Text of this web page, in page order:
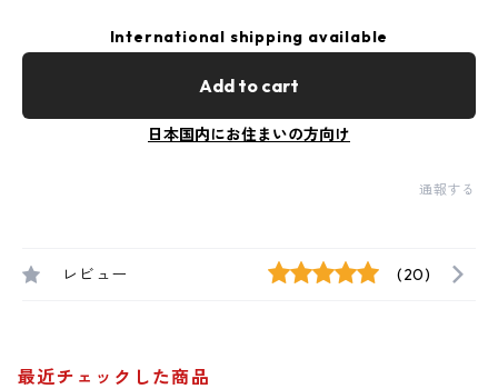
International shipping available
Add to cart
日本国内にお住まいの方向け
通報する
レビュー (20)
最近チェックした商品